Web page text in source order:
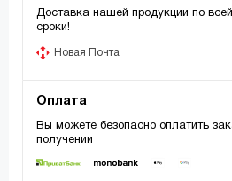
Доставка нашей продукции по
сроки!
Новая Почта
Оплата
Вы можете безопасно оплатить
получении